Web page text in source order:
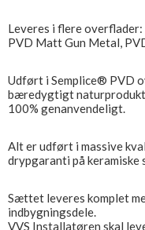
Leveres i flere
PVD Matt Gun Metal,
Udført i Semplice® PVD
bæredygtigt naturprodukt
100% genanvendeligt.
Alt er udført i massive
drypgaranti på
Sættet leveres komplet
indbygningsdele.
VVS Installatøren skal